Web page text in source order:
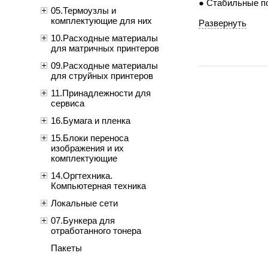
05.Термоузлы и
комплектующие для них
10.Расходные материалы
для матричных принтеров
09.Расходные материалы
для струйных принтеров
11.Принадлежности для
сервиса
16.Бумага и пленка
15.Блоки переноса
изображения и их
комплектующие
14.Оргтехника.
Компьютерная техника
Локальные сети
07.Бункера для
отработанного тонера
Пакеты
● Стабильные
Развернуть